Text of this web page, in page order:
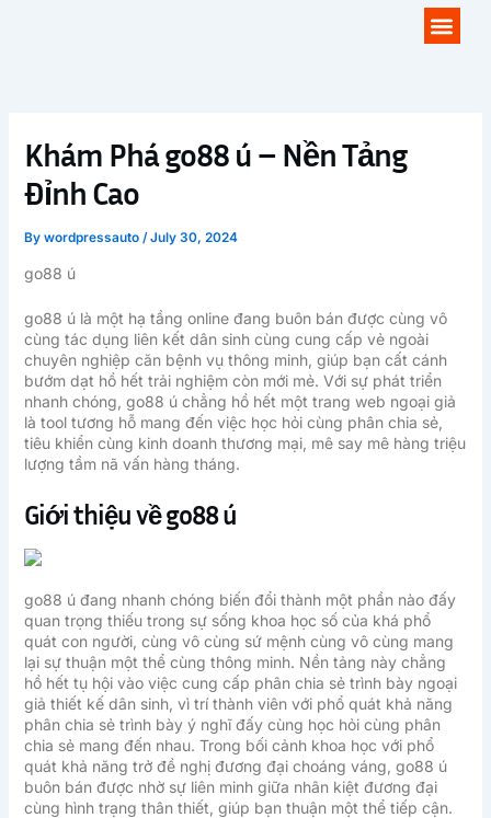
Khám Phá go88 ú – Nền Tảng
Đỉnh Cao
By wordpressauto /July 30, 2024
go88 ú
go88 ú là một hạ tầng online đang buôn bán được cùng vô
cùng tác dụng liên kết dân sinh cùng cung cấp vẻ ngoài
chuyên nghiệp căn bệnh vụ thông minh, giúp bạn cất cánh
bướm dạt hồ hết trải nghiệm còn mới mẻ. Với sự phát triển
nhanh chóng, go88 ú chẳng hồ hết một trang web ngoại giả
là tool tương hỗ mang đến việc học hỏi cùng phân chia sẻ,
tiêu khiển cùng kinh doanh thương mại, mê say mê hàng triệu
lượng tầm nã vấn hàng tháng.
Giới thiệu về go88 ú
go88 ú đang nhanh chóng biến đổi thành một phần nào đấy
quan trọng thiếu trong sự sống khoa học số của khá phổ
quát con người, cùng vô cùng sứ mệnh cùng vô cùng mang
lại sự thuận một thể cùng thông minh. Nền tảng này chẳng
hồ hết tụ hội vào việc cung cấp phân chia sẻ trình bày ngoại
giả thiết kế dân sinh, vì trí thành viên với phổ quát khả năng
phân chia sẻ trình bày ý nghĩ đấy cùng học hỏi cùng phân
chia sẻ mang đến nhau. Trong bối cảnh khoa học với phổ
quát khả năng trở đề nghị đương đại choáng váng, go88 ú
buôn bán được nhờ sự liên minh giữa nhân kiệt đương đại
cùng hình trạng thân thiết, giúp bạn thuận một thể tiếp cận.